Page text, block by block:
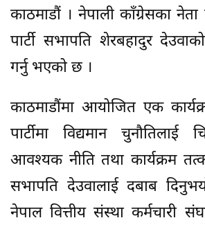
काठमाडौं । नेपाली काँग्रेसका
पार्टी सभापति शेरबहादुर
गर्नु भएको छ ।
काठमाडौंमा आयोजित एक
पार्टीमा विद्यमान
आवश्यक नीति तथा कार्यक्रम
सभापति देउवालाई दबाब
नेपाल वित्तीय संस्था कर्मचारी